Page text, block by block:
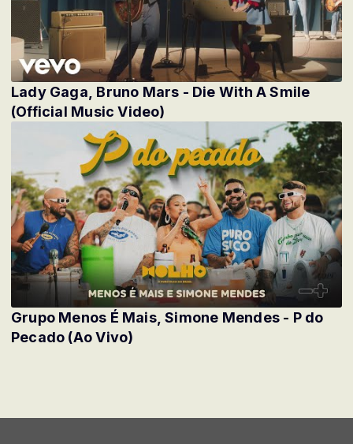
Lady Gaga, Bruno Mars - Die With A Smile
(Official Music Video)
Grupo Menos É Mais, Simone Mendes - P do
Pecado (Ao Vivo)